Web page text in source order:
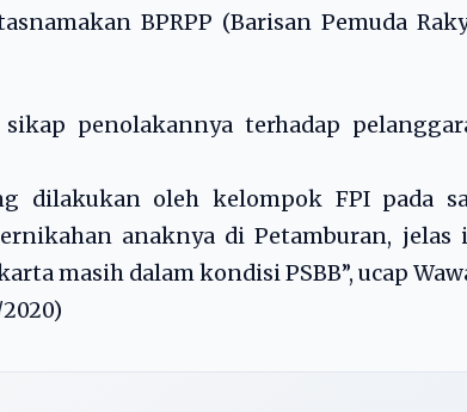
BPRPP (Barisan Pemuda
penolakannya terhadap
dilakukan oleh kelompok FPI pada
anaknya di Petamburan, jelas
masih dalam kondisi PSBB”, ucap